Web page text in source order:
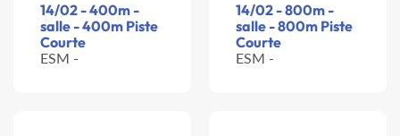
14/02 - 400m -
salle - 400m Piste
Courte
ESM -
14/02 - 800m -
salle - 800m Piste
Courte
ESM -